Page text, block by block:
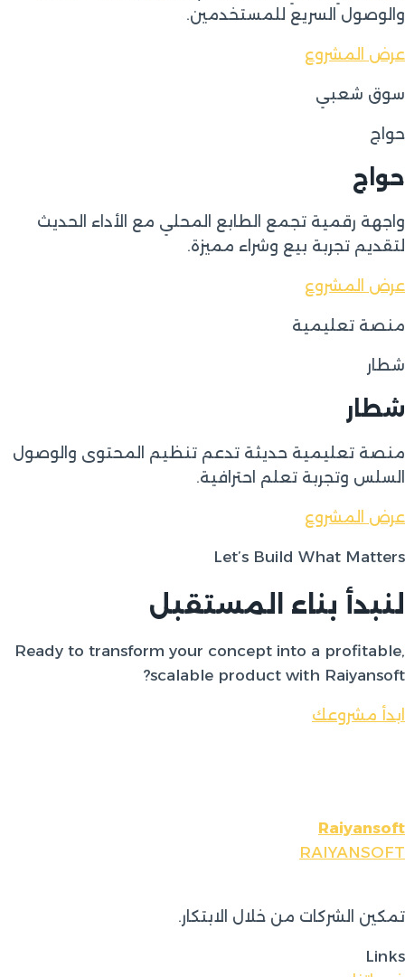
والوصول السريع للمستخدمين.
عرض المشروع
سوق شعبي
حواج
حواج
واجهة رقمية تجمع الطابع المحلي مع الأداء الحديث
لتقديم تجربة بيع وشراء مميزة.
عرض المشروع
منصة تعليمية
شطار
شطار
منصة تعليمية حديثة تدعم تنظيم المحتوى والوصول
السلس وتجربة تعلم احترافية.
عرض المشروع
Let’s Build What Matters
لنبدأ بناء المستقبل
Ready to transform your concept into a profitable,
scalable product with Raiyansoft?
ابدأ مشروعك
Raiyansoft
RAIYANSOFT
تمكين الشركات من خلال الابتكار.
Links